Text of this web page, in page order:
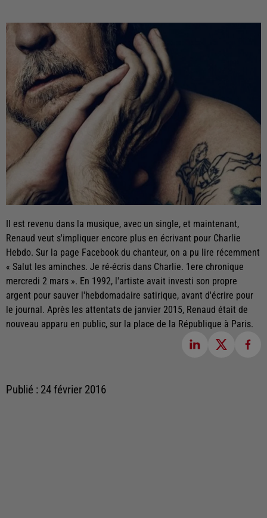
Il est revenu dans la musique, avec un single, et maintenant,
Renaud veut s'impliquer encore plus en écrivant pour Charlie
Hebdo. Sur la page Facebook du chanteur, on a pu lire récemment
« Salut les aminches. Je ré-écris dans Charlie. 1ere chronique
mercredi 2 mars ». En 1992, l'artiste avait investi son propre
argent pour sauver l'hebdomadaire satirique, avant d'écrire pour
le journal. Après les attentats de janvier 2015, Renaud était de
nouveau apparu en public, sur la place de la République à Paris.
Publié : 24 février 2016